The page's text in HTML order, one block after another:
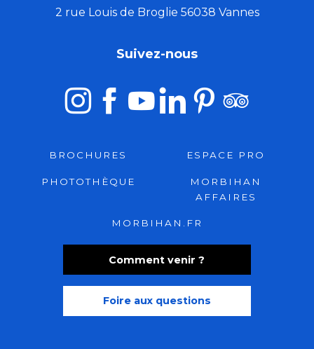
2 rue Louis de Broglie 56038 Vannes
Comment venir ?
Foire aux questions
Suivez-nous
BROCHURES ESPACE PRO
PHOTOTHÈQUE
MORBIHAN
AFFAIRES
MORBIHAN.FR